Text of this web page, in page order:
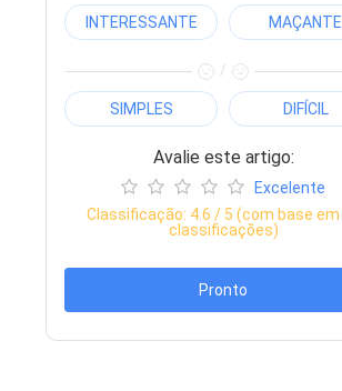
INTERESSANTE MAÇANTE
/
SIMPLES DIFÍCIL
Avalie este artigo:
Excelente
Classificação: 4.6 / 5 (com base em
classificações)
Pronto